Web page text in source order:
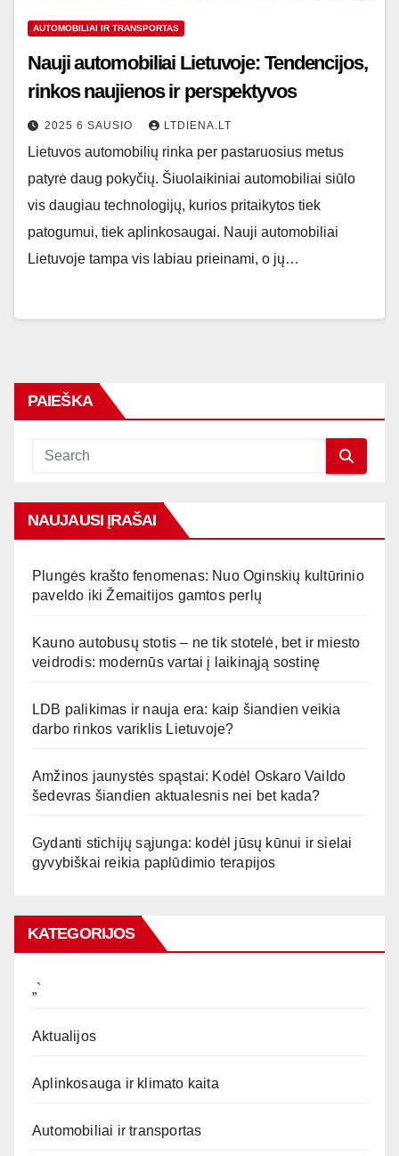
AUTOMOBILIAI IR TRANSPORTAS
Nauji automobiliai Lietuvoje: Tendencijos,
rinkos naujienos ir perspektyvos
2025 6 SAUSIO LTDIENA.LT
Lietuvos automobilių rinka per pastaruosius metus
patyrė daug pokyčių. Šiuolaikiniai automobiliai siūlo
vis daugiau technologijų, kurios pritaikytos tiek
patogumui, tiek aplinkosaugai. Nauji automobiliai
Lietuvoje tampa vis labiau prieinami, o jų…
PAIEŠKA
NAUJAUSI ĮRAŠAI
Plungės krašto fenomenas: Nuo Oginskių kultūrinio
paveldo iki Žemaitijos gamtos perlų
Kauno autobusų stotis – ne tik stotelė, bet ir miesto
veidrodis: modernūs vartai į laikinąją sostinę
LDB palikimas ir nauja era: kaip šiandien veikia
darbo rinkos variklis Lietuvoje?
Amžinos jaunystės spąstai: Kodėl Oskaro Vaildo
šedevras šiandien aktualesnis nei bet kada?
Gydanti stichijų sąjunga: kodėl jūsų kūnui ir sielai
gyvybiškai reikia paplūdimio terapijos
KATEGORIJOS
„`
Aktualijos
Aplinkosauga ir klimato kaita
Automobiliai ir transportas